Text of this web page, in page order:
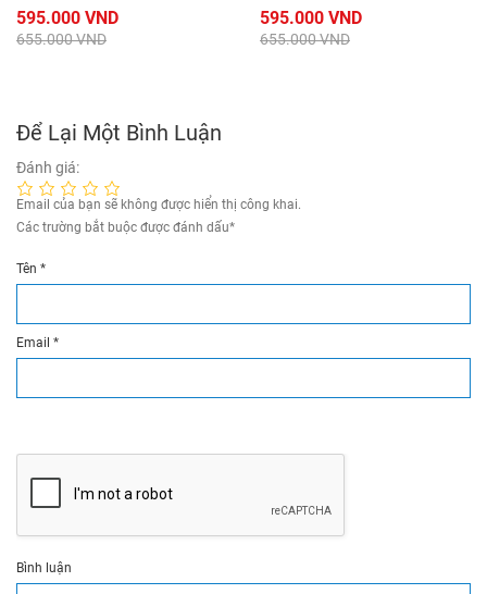
595.000 VND
655.000 VND
595.000 VND
655.000 VND
Để Lại Một Bình Luận
Đánh giá:
Email của bạn sẽ không được hiển thị công khai.
Các trường bắt buộc được đánh dấu*
Tên *
Email *
Bình luận